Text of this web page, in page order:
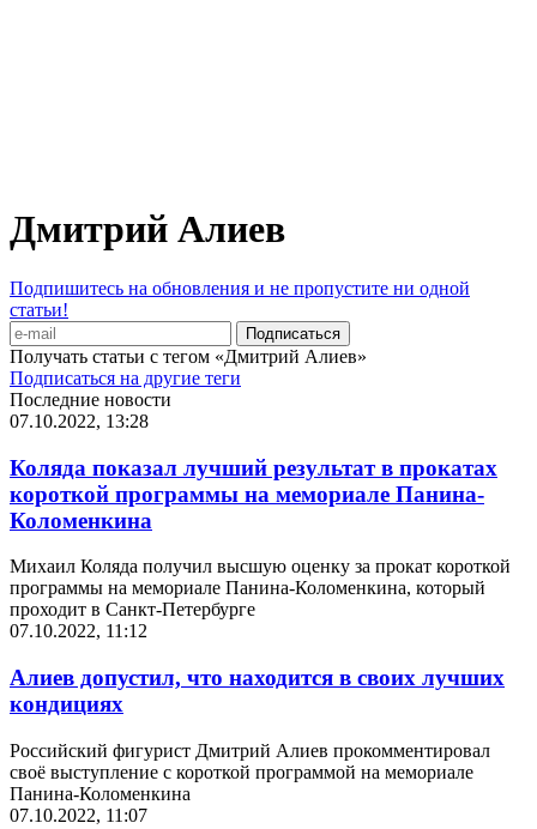
Дмитрий Алиев
Подпишитесь на обновления и не пропустите ни одной
статьи!
Получать статьи с тегом «Дмитрий Алиев»
Подписаться на другие теги
Последние новости
07.10.2022, 13:28
Коляда показал лучший результат в прокатах
короткой программы на мемориале Панина-
Коломенкина
Михаил Коляда получил высшую оценку за прокат короткой
программы на мемориале Панина-Коломенкина, который
проходит в Санкт-Петербурге
07.10.2022, 11:12
Алиев допустил, что находится в своих лучших
кондициях
Российский фигурист Дмитрий Алиев прокомментировал
своё выступление с короткой программой на мемориале
Панина-Коломенкина
07.10.2022, 11:07